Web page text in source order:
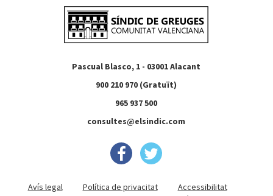
Pascual Blasco, 1 - 03001 Alacant
900 210 970 (Gratuït)
965 937 500
consultes@elsindic.com
Avís legal Política de privacitat
Accessibilitat